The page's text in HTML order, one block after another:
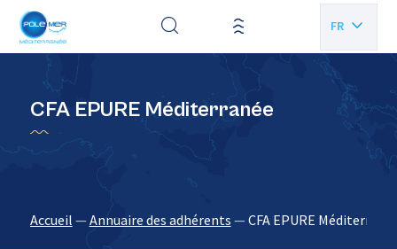
FR
EN
CFA EPURE Méditerranée
Accueil —Annuaire des adhérents —CFA EPURE
Panneau de gestion des cookies